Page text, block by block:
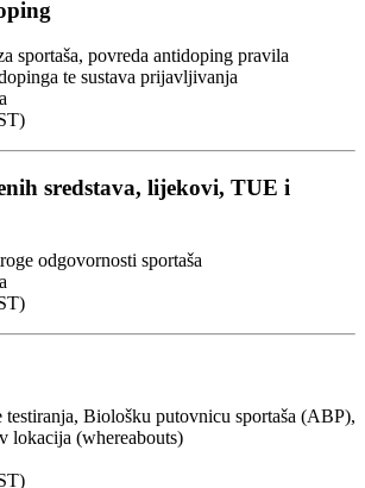
sportaša, povreda antidoping pravila
te sustava prijavljivanja
sredstava, lijekovi, TUE i
odgovornosti sportaša
Biološku putovnicu sportaša (ABP),
lokacija (whereabouts)